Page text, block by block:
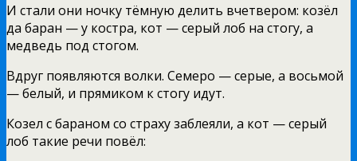
И стали они ночку тёмную делить вчетвером: козёл
да баран — у костра, кот — серый лоб на стогу, а
медведь под стогом.
Вдруг появляются волки. Семеро — серые, а восьмой
— белый, и прямиком к стогу идут.
Козел с бараном со страху заблеяли, а кот — серый
лоб такие речи повёл: